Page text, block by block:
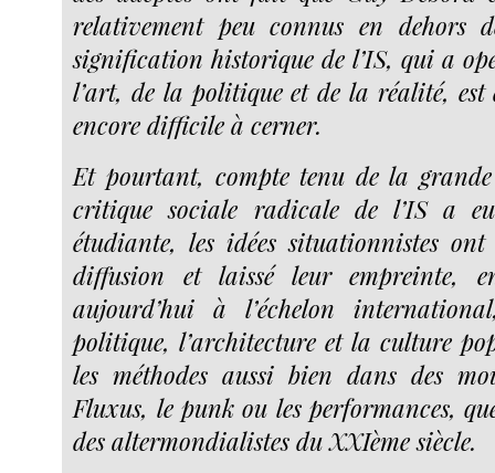
relativement peu connus en dehors
signification historique de l’IS, qui a
l’art, de la politique et de la réalité, est
encore difficile à cerner.
Et pourtant, compte tenu de la
critique sociale radicale de l’IS a
étudiante, les idées situationnistes
diffusion et laissé leur empreinte,
aujourd’hui à l’échelon
politique, l’architecture et la culture
les méthodes aussi bien dans des
Fluxus, le punk ou les performances,
des altermondialistes du XXIème siècle.